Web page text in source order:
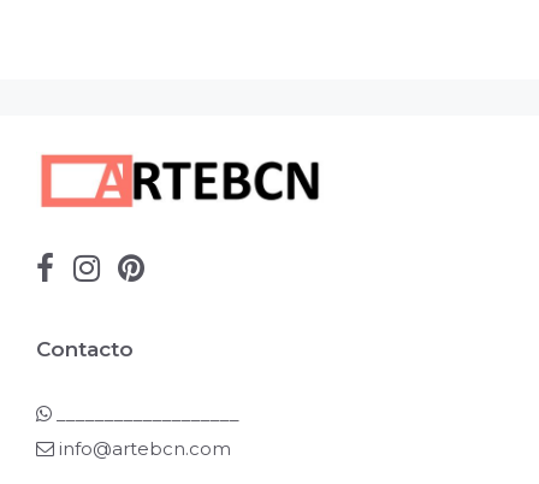
Contacto
info@artebcn.com